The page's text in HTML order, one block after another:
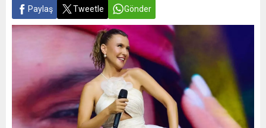
Paylaş Tweetle Gönder